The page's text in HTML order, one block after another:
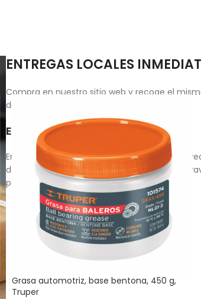
ENTREGAS LOCALES
Compra en nuestro sitio web y recoge el
disponibilidad de tus productos.
ENTREGAS NACIONALES
Envíos nacionales el mismo día en compras
de elección de forma completa y segura a
paqueterías del país.
Grasa automotriz, base bentona, 450 g,
Truper